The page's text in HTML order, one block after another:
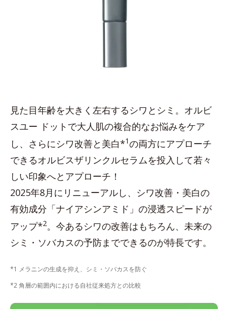
見た目年齢を大きく左右するシワとシミ。オルビ
スユー ドットで大人肌の複合的なお悩みをケア
し、さらにシワ改善と美白*1の両方にアプローチ
できるオルビスザリンクルセラムを投入して若々
しい印象へとアプローチ！
2025年8月にリニューアルし、シワ改善・美白の
有効成分「ナイアシンアミド」の浸透スピードが
アップ*2。今あるシワの改善はもちろん、未来の
シミ・ソバカスの予防までできるのが特長です。
*1 メラニンの生成を抑え、シミ・ソバカスを防ぐ
*2 角層の範囲内における自社従来処方との比較